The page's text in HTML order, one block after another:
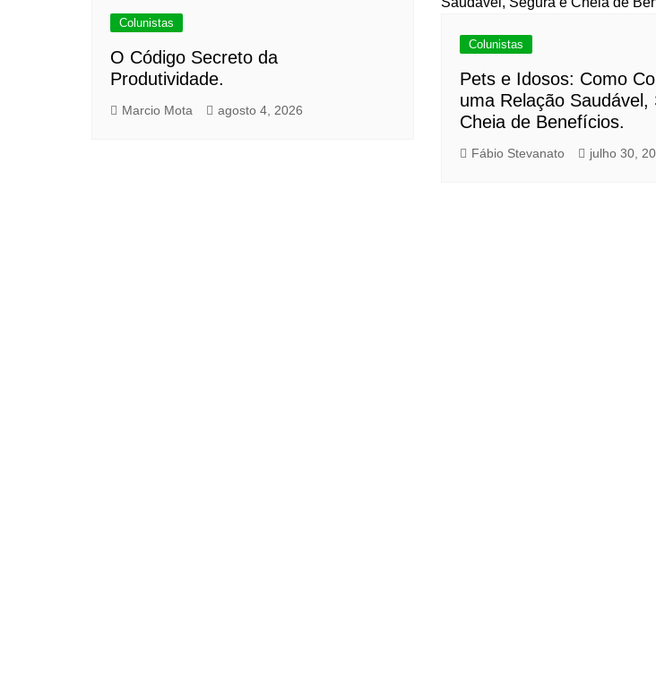
Colunistas
O Código Secreto da
Produtividade.
Marcio Mota agosto 4, 2026
Colunistas
Pets e Idosos: Como
uma Relação Saudável,
Cheia de Benefícios.
Fábio Stevanato julho 30,